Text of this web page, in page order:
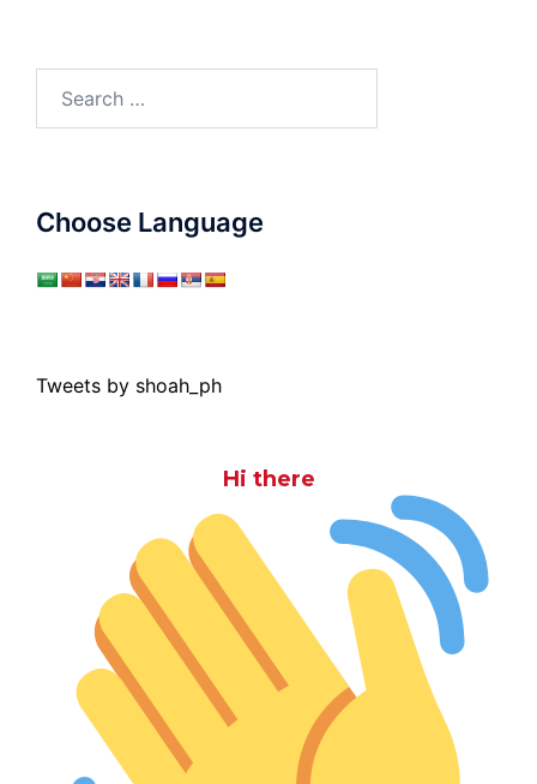
for:
Choose Language
Tweets by shoah_ph
Hi there